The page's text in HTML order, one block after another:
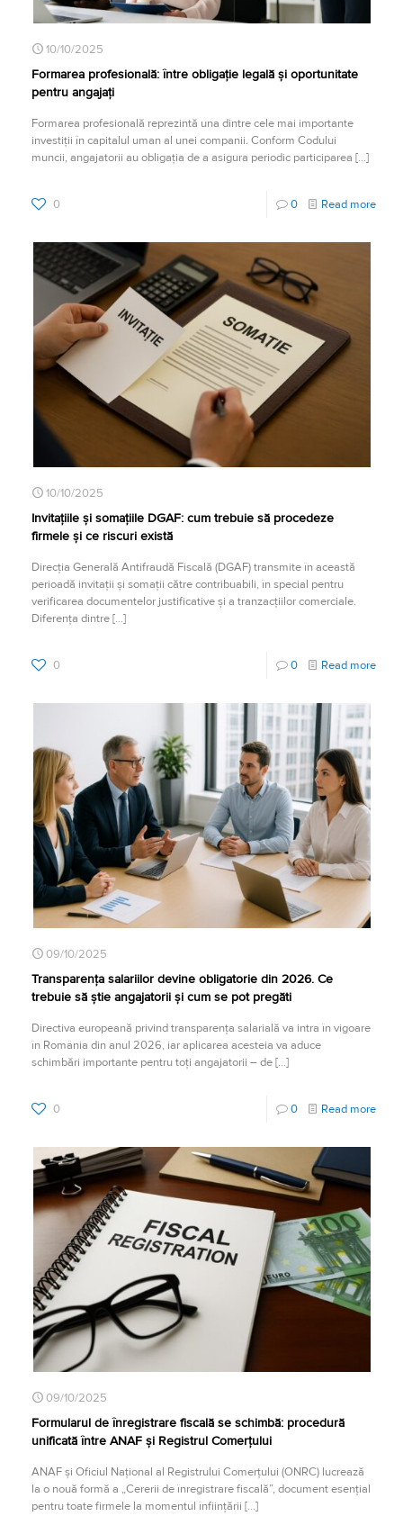
10/10/2025
Formarea profesională: între obligație legală și oportunitate
pentru angajați
Formarea profesională reprezintă una dintre cele mai importante
investiții în capitalul uman al unei companii. Conform Codului
muncii, angajatorii au obligația de a asigura periodic participarea […]
0 0 Read more
10/10/2025
Invitațiile și somațiile DGAF: cum trebuie să procedeze
firmele și ce riscuri există
Direcția Generală Antifraudă Fiscală (DGAF) transmite în această
perioadă invitații și somații către contribuabili, în special pentru
verificarea documentelor justificative și a tranzacțiilor comerciale.
Diferența dintre[…]
0 0 Read more
09/10/2025
Transparența salariilor devine obligatorie din 2026. Ce
trebuie să știe angajatorii și cum se pot pregăti
Directiva europeană privind transparența salarială va intra în vigoare
în România din anul 2026, iar aplicarea acesteia va aduce
schimbări importante pentru toți angajatorii – de[…]
0 0 Read more
09/10/2025
Formularul de înregistrare fiscală se schimbă: procedură
unificată între ANAF și Registrul Comerțului
ANAF și Oficiul Național al Registrului Comerțului (ONRC) lucrează
la o nouă formă a „Cererii de înregistrare fiscală”, document esențial
pentru toate firmele la momentul înființării […]